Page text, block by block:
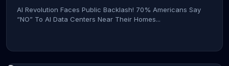
AI Revolution Faces Public Backlash! 70% Americans Say
“NO” To AI Data Centers Near Their Homes...